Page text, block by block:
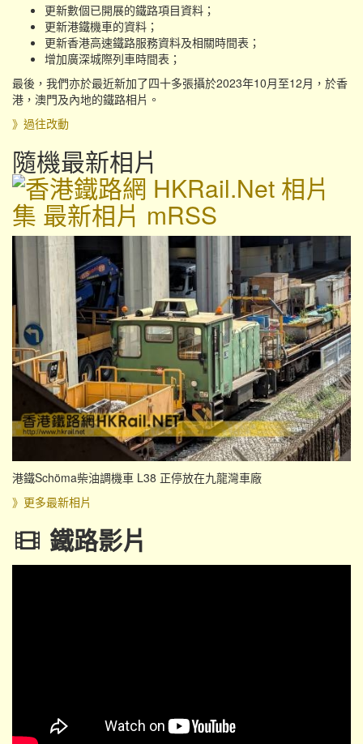
更新數個已開展的鐵路項目資料；
更新港鐵機車的資料；
更新香港高速鐵路服務資料及相關時間表；
增加廣深城際列車時間表；
最後，我們亦於最近新加了四十多張攝於2023年10月至12月，於香
港，澳門及內地的鐵路相片。
》過往改動
隨機最新相片
港鐵Schöma柴油調機車 L38 正停放在九龍灣車廠
》更多最新相片
鐵路影片